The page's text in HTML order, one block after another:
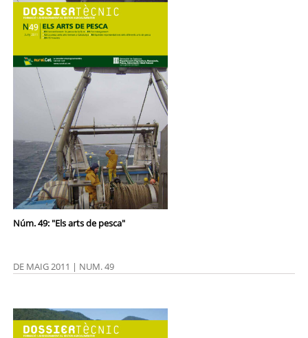
Núm. 49: "Els arts de pesca"
DE MAIG 2011 | NUM. 49